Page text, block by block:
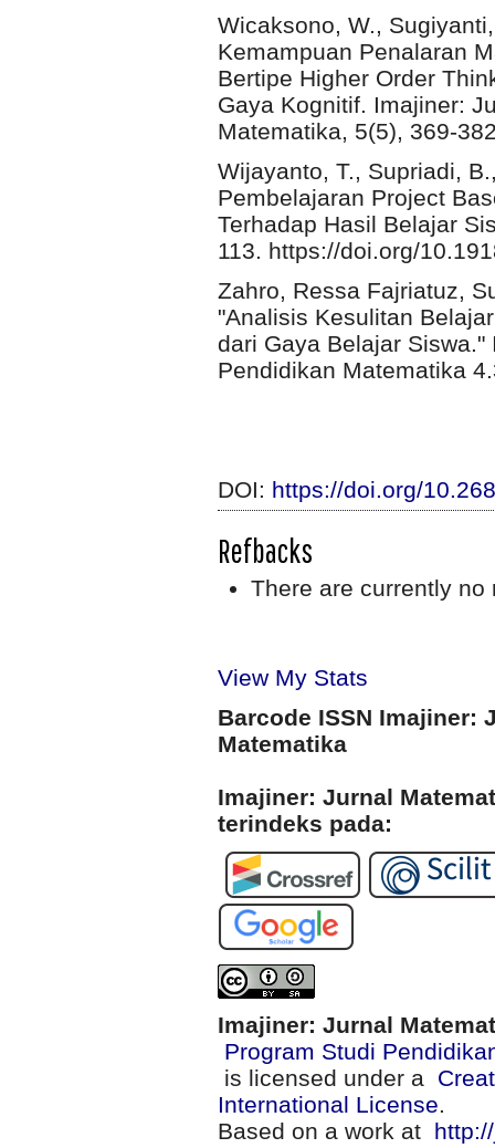
Wicaksono, W.,
Kemampuan Penalaran
Bertipe Higher Order
Gaya Kognitif. Imajiner:
Matematika, 5(5), 369-
Wijayanto, T., Supriadi,
Pembelajaran Project
Terhadap Hasil Belajar
113. https://doi.org/
Zahro, Ressa Fajriatuz,
"Analisis Kesulitan
dari Gaya Belajar
Pendidikan Matematika
DOI: https://doi.org/
Refbacks
There are currently no
View My Stats
Barcode ISSN Imajiner:
Matematika
Imajiner: Jurnal
terindeks pada:
Imajiner: Jurnal
Program Studi
is licensed under a
International License.
Based on a work at